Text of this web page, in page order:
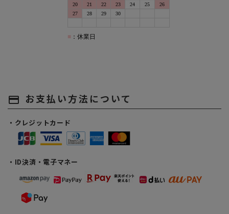
payment お支払い方法について
・クレジットカード
・ID決済・電子マネー